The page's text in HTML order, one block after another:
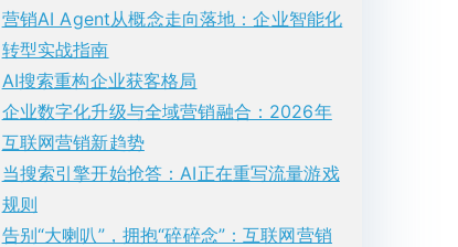
营销AI Agent从概念走向落地：企业智能化
转型实战指南
AI搜索重构企业获客格局
企业数字化升级与全域营销融合：2026年
互联网营销新趋势
当搜索引擎开始抢答：AI正在重写流量游戏
规则
告别“大喇叭”，拥抱“碎碎念”：互联网营销